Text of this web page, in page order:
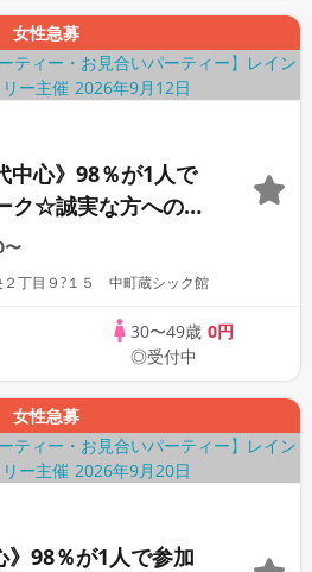
女性急募
心》98％が1人で
ク☆誠実な方への婚
〜
丁目９?１５ 中町蔵シック館
30〜49歳 0円
◎受付中
女性急募
98％が1人で参加